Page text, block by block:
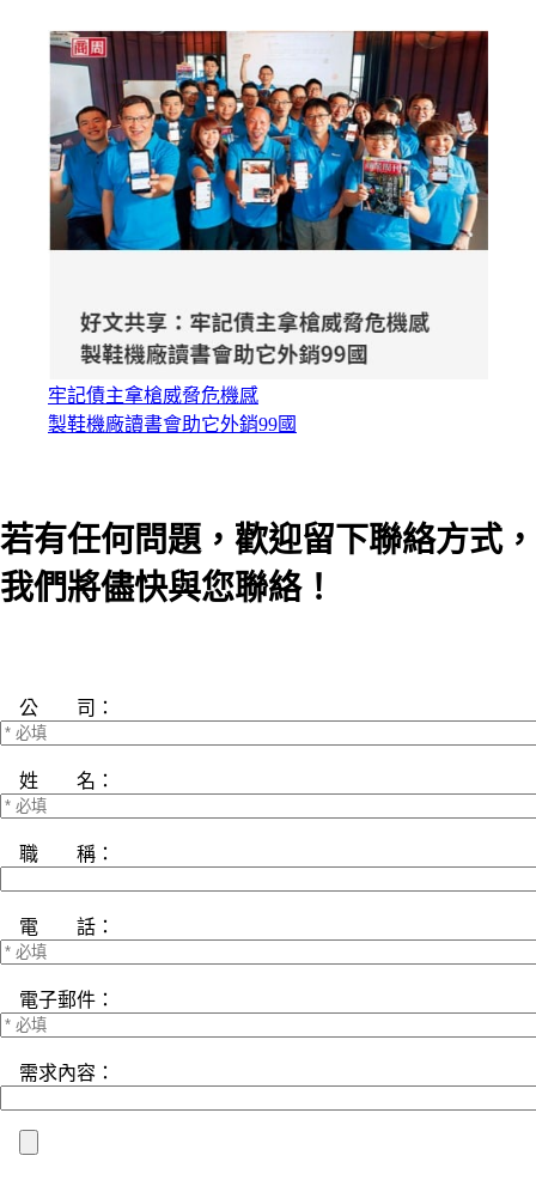
牢記債主拿槍威脅危機感
製鞋機廠讀書會助它外銷99國
若有任何問題，歡迎留下聯絡方式，
我們將儘快與您聯絡！
公 司：
姓 名：
職 稱：
電 話：
電子郵件：
需求內容：